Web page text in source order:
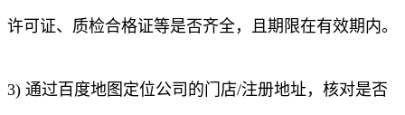
许可证、质检合格证等是否齐全，且期限在有效期内。
3) 通过百度地图定位公司的门店/注册地址，核对是否